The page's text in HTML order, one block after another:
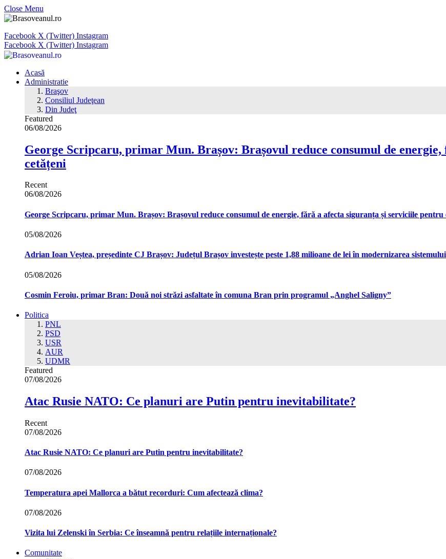
Close Menu
Facebook X (Twitter) Instagram
Facebook X (Twitter) Instagram
Acasă
Administratie
Braşov
Consiliul Judeţean
Din Judeţ
Featured
06/08/2026
George Scripcaru, primar Mun. Brașov: Brașovul reduce consumul de
cetățeni
Recent
06/08/2026
George Scripcaru, primar Mun. Brașov: Brașovul reduce consumul de energie, fără a afecta siguranța și serviciile pentru
05/08/2026
Adrian Ioan Veștea, președinte CJ Brașov: Județul Brașov investește peste 1,88 milioane de lei în modernizarea
05/08/2026
Cosmin Feroiu, primar Bran: Două noi străzi asfaltate în comuna Bran prin programul „Anghel Saligny”
Politica
PNL
PSD
USR
AUR
UDMR
Featured
07/08/2026
Atac Rusie NATO: Ce planuri are Putin pentru inevitabilitate?
Recent
07/08/2026
Atac Rusie NATO: Ce planuri are Putin pentru inevitabilitate?
07/08/2026
Temperatura apei Mallorca a bătut recorduri: Cum afectează clima?
07/08/2026
Vizita lui Zelenski în Serbia: Ce înseamnă pentru relațiile internaționale?
Comunitate